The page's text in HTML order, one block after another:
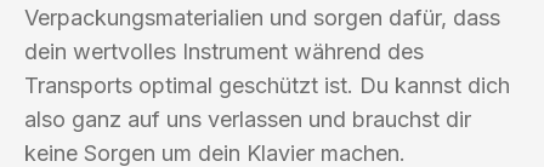
Verpackungsmaterialien und sorgen dafür, dass
dein wertvolles Instrument während des
Transports optimal geschützt ist. Du kannst dich
also ganz auf uns verlassen und brauchst dir
keine Sorgen um dein Klavier machen.